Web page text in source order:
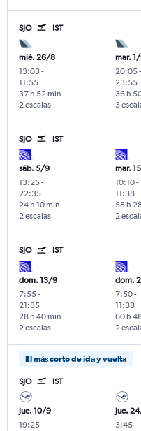
SJO IST
mié. 26/8
13:03-
11:55
2 escalas
37 h 52 min
mar.
20:05-
23:55
3
36 h
SJO IST
sáb. 5/9
13:25-
22:35
2 escalas
24 h 10 min
mar.
10:10-
11:38
2
58 h
SJO IST
dom. 13/9
7:55-
21:35
2 escalas
28 h 40 min
dom.
7:50-
11:38
2
60 h
El más corto de ida y vuelta
SJO IST
jue. 10/9
19:25-
jue.
3:45-